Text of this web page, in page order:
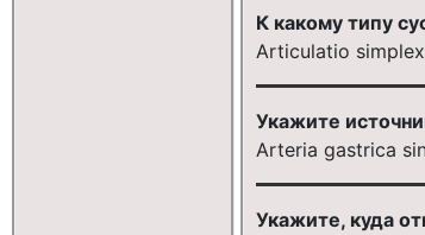
К какому типу
Articulatio simplex
Укажите
Arteria gastrica
Укажите, куда